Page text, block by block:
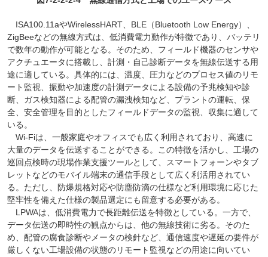
ISA100.11aやWirelessHART、BLE（Bluetooth Low Energy）、
ZigBeeなどの無線方式は、低消費電力動作が特徴であり、バッテリ
で数年の動作が可能となる。そのため、フィールド機器のセンサや
アクチュエータに搭載し、計測・自己診断データを無線伝送する用
途に適している。具体的には、温度、圧力などのプロセス値のリモ
ート監視、振動や加速度の計測データによる設備の予兆検知や診
断、ガス検知器による配管の漏洩検知など、プラントの運転、保
全、安全管理を目的としたフィールドデータの監視、収集に適して
いる。
Wi-Fiは、一般家庭やオフィスでも広く利用されており、高速に
大量のデータを伝送することができる。この特徴を活かし、工場の
巡回点検時の現場作業支援ツールとして、スマートフォーンやタブ
レットなどのモバイル端末の通信手段として広く利活用されてい
る。ただし、防爆規格対応や防塵防滴の仕様など利用環境に応じた
堅牢性を備えた仕様の製品選定にも留意する必要がある。
LPWAは、低消費電力で長距離伝送を特徴としている。一方で、
データ伝送の即時性の観点からは、他の無線技術に劣る。そのた
め、配管の腐食診断やメータの検針など、通信速度や遅延の要件が
厳しくない工場設備の状態のリモート監視などの用途に向いてい